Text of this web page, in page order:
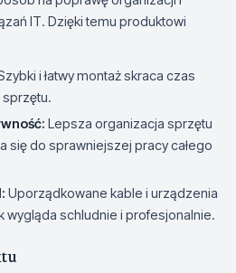
IT. Dzięki temu produktowi
i łatwy montaż skraca czas
Lepsza organizacja sprzętu
się do sprawniejszej pracy całego
Uporządkowane kable i urządzenia
wygląda schludnie i profesjonalnie.